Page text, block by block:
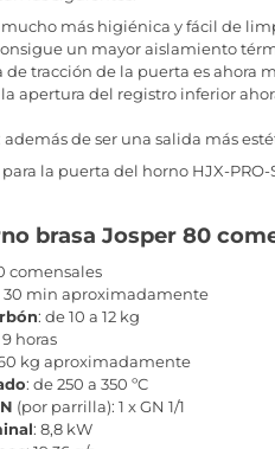
mucho más higiénica y fácil de
un mayor aislamiento
de tracción de la puerta es ahora
la apertura del registro inferior
además de ser una salida más
para la puerta del horno HJX-
brasa Josper 80
comensales
30 min aproximadamente
: de 10 a 12 kg
9 horas
kg aproximadamente
: de 250 a 350 ºC
(por parrilla): 1 x GN 1/1
: 8,8 kW